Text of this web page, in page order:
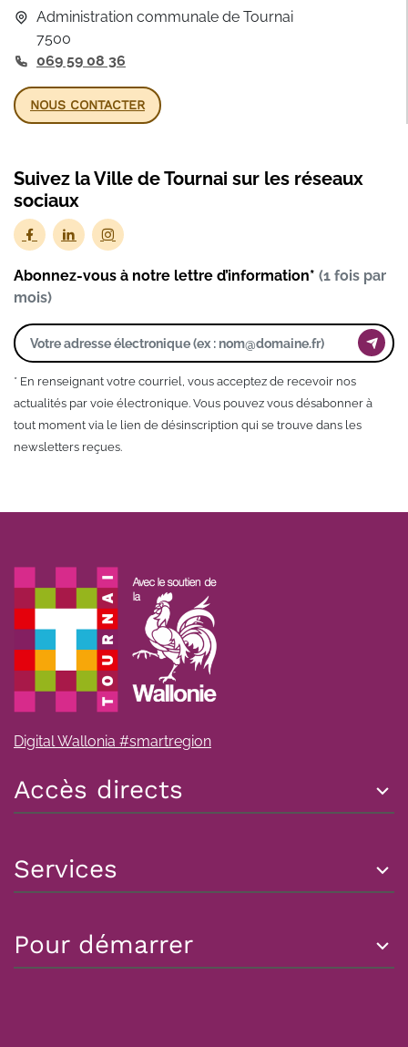
Administration communale de Tournai
7500
069 59 08 36
NOUS CONTACTER
Suivez la Ville de Tournai sur les réseaux
sociaux
Abonnez-vous à notre lettre d’information* (1 fois par
mois)
* En renseignant votre courriel, vous acceptez de recevoir nos
actualités par voie électronique. Vous pouvez vous désabonner à
tout moment via le lien de désinscription qui se trouve dans les
newsletters reçues.
Digital Wallonia #smartregion
Accès directs
Services
Pour démarrer